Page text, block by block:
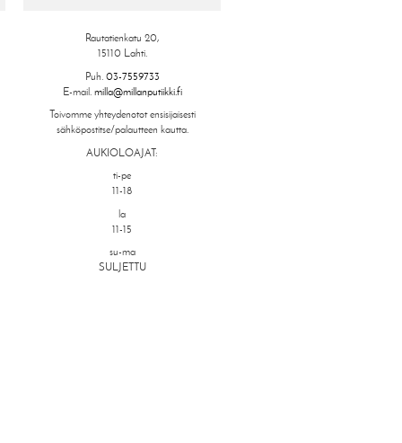
Rautatienkatu 20,
15110 Lahti.
Puh. 03-7559733
E-mail. milla@millanputiikki.fi
Toivomme yhteydenotot ensisijaisesti
sähköpostitse/palautteen kautta.
AUKIOLOAJAT:
ti-pe
11-18
la
11-15
su-ma
SULJETTU